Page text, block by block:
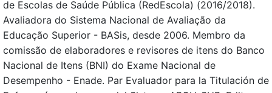
de Escolas de Saúde Pública (RedEscola) (2016/2018).
Avaliadora do Sistema Nacional de Avaliação da
Educação Superior - BASis, desde 2006. Membro da
comissão de elaboradores e revisores de itens do Banco
Nacional de Itens (BNI) do Exame Nacional de
Desempenho - Enade. Par Evaluador para la Titulación de